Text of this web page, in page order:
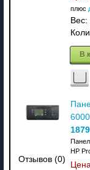
плюс
Вес:
В
Отзывов (0)
HP